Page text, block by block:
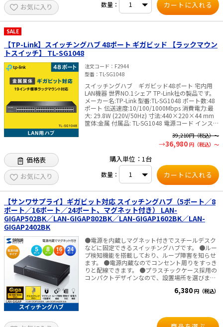
在庫が混在する可能性がございます。
お気に入り 数量：
SALE
【TP-Link】スイッチングハブ 48ポート ギガビッド 【ラックマウン
トスイッチ】 TL-SG1048
注文コード
F2944
型番
TL-SG1048
スイッチングハブ ギガビッド48ポート 宅内用
LAN機器 世界NO.1シェア TP-Link社の製品です。
メーカー名:TP-Link 型番:TL-SG1048 ポート数:48
ポート 伝送速度:10/100/1000Mbps 消費電力:最
大: 29.8W (220V/50Hz) 寸法:440×220×44 mm
筐体:金属 付属品: TL-SG1048 電源コード インスト
注意：予めご了承ください。メーカーの都合によ
る場合があります。新仕様の商品への移行中は、
新・旧異なる仕様の在庫が混在する可能性がござ
います。
39,210円（税込）～
36,980 円（税込）～
価格表
お気に入り
購入単位：1台
数量：
【サンワサプライ】ギガビット対応 スイッチングハブ（5ポート／8
ポート／16ポート／24ポート、マグネット付き） LAN-
GIGAP502BK／LAN-GIGAP802BK／LAN-GIGAP1602BK／LAN-
GIGAP2402BK
●電源を内蔵しマグネット付きでスチールデスク
などに固定できるスイッチングハブです。 ●ルー
プ検知機能を搭載しており、ループ障害を知らせ
ます。 ●電源内蔵なのでコンセント周りをすっき
りと配線できます。 ●プラスチックケース採用の
コンパクトデザインなので、設置場所を選びませ
F37CLAMP）取付けに対応し、木製デスク等にも
6,380 円（税込）